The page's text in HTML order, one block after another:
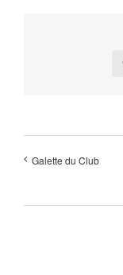
Galette du Club